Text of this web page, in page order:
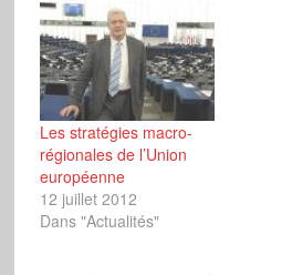
Les stratégies macro-
régionales de l’Union
européenne
12 juillet 2012
Dans "Actualités"